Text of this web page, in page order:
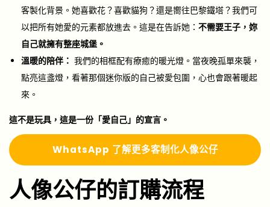
客製化背景。她喜歡花？喜歡貓狗？還是嚮往巴黎鐵塔？我們可
以把所有她愛的元素都放進去。這是在告訴她： 不需要王子，妳
自己就擁有整座城堡。
溫暖的陪伴： 我們的相框配有療癒的暖光燈。當夜晚孤單來襲，
點亮這盞燈，看著那個迷你版的自己被愛包圍，心也會跟著暖起
來。
這不是玩具，這是一份「愛自己」的宣言。
WhatsApp 了解更多客制化人像公仔
人像公仔的訂購流程